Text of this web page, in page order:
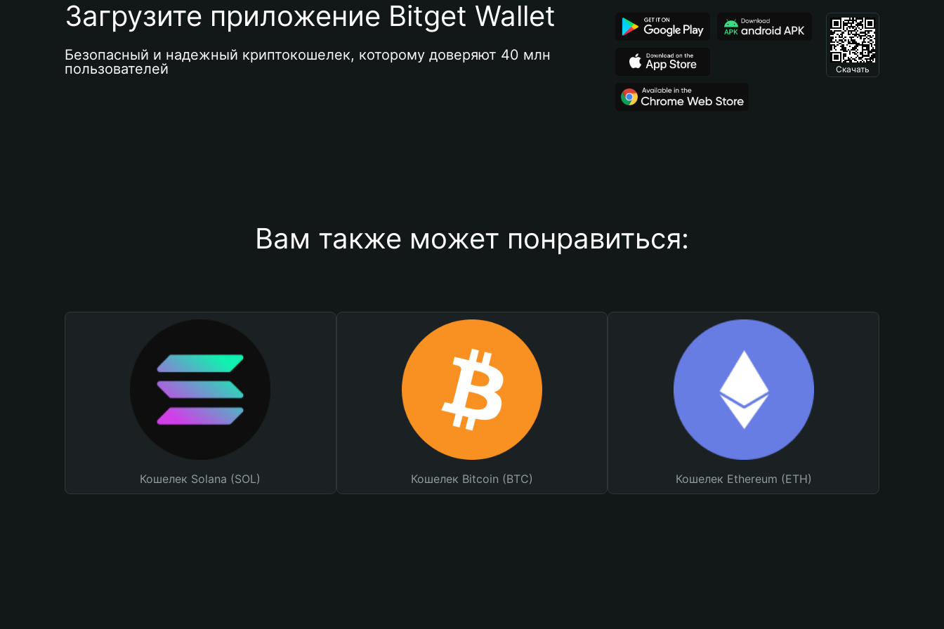
Загрузите приложение Bitget Wallet
Безопасный и надежный криптокошелек, которому доверяют 40 млн
пользователей
Скачать
Вам также может понравиться:
Кошелек Solana (SOL) Кошелек Bitcoin (BTC) Кошелек Ethereum (ETH)